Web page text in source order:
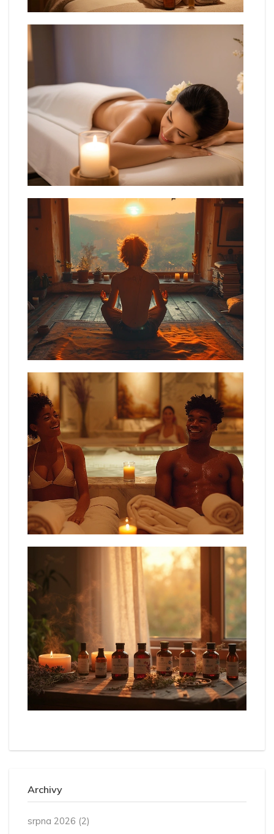
Archivy
srpna 2026 (2)